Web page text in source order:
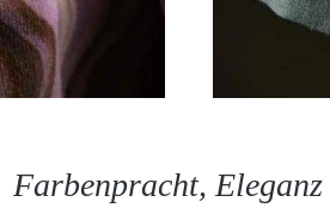
Farbenpracht,